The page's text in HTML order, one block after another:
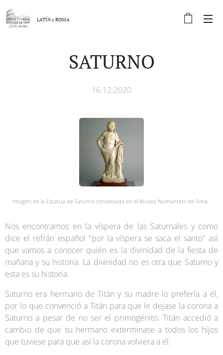
LATÍN yROMA
SATURNO
16.12.2020
Imagen de la Estatua de Saturno conservada en el Museo Numantino de Soria.
Nos encontramos en la víspera de las Saturnales y como
dice el refrán español "por la víspera se saca el santo" así
que vamos a conocer quién es la divinidad de la fiesta de
mañana y su historia. La divinidad no es otra que Saturno y
esta es su historia.
Saturno era hermano de Titán y su madre lo prefería a él,
por lo que convenció a Titán para que le dejase la corona a
Saturno a pesar de no ser el primogénito. Titán accedió a
cambio de que su hermano exterminase a todos los hijos
que tuviese para que así la corona volviera a él.